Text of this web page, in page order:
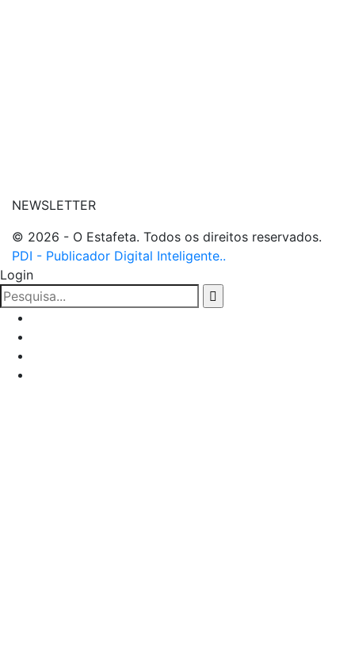
NEWSLETTER
© 2026 - O Estafeta. Todos os direitos reservados.
PDI - Publicador Digital Inteligente..
Login